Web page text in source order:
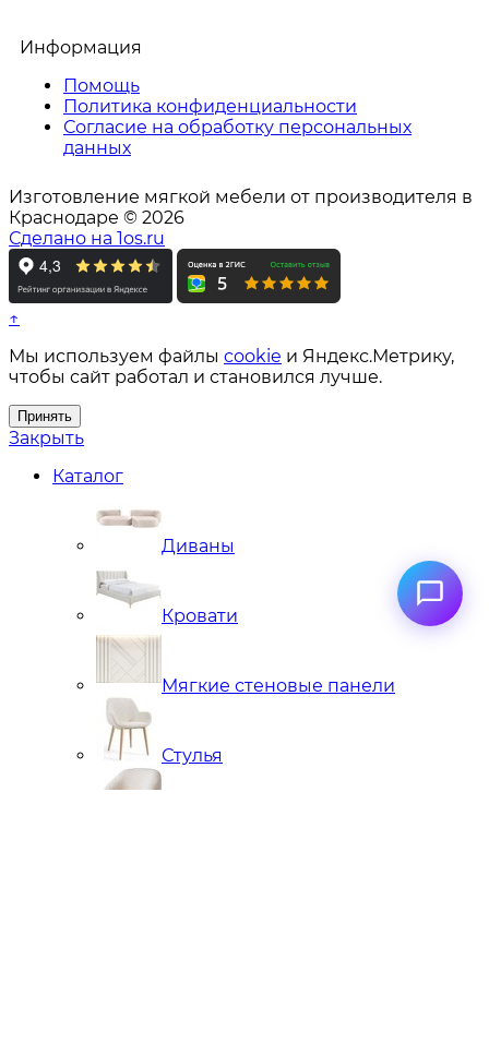
Информация
Помощь
Политика конфиденциальности
Согласие на обработку персональных
данных
Изготовление мягкой мебели от производителя в
Краснодаре © 2026
Сделано на 1os.ru
↑
Мы используем файлы cookie и Яндекс.Метрику,
чтобы сайт работал и становился лучше.
Принять
Закрыть
Каталог
Диваны
Кровати
Мягкие стеновые панели
Стулья